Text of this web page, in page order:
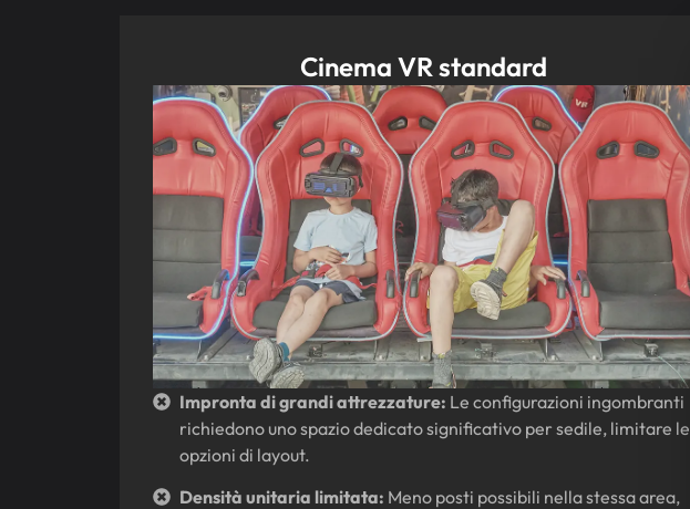
Cinema VR standard
Impronta di grandi attrezzature: Le configurazioni ingombranti
richiedono uno spazio dedicato significativo per sedile, limitare le
opzioni di layout.
Densità unitaria limitata: Meno posti possibili nella stessa area,